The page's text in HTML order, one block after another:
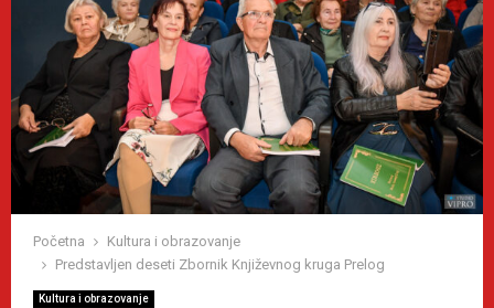
Početna
Kultura i obrazovanje
Predstavljen deseti Zbornik Književnog kruga Prelog
Kultura i obrazovanje